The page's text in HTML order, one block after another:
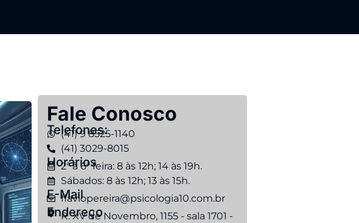
Fale Conosco
Telefones:
(41) 9 8525-1140
(41) 3029-8015
Horários
2ª à 6ª feira: 8 às 12h; 14 às 19h.
Sábados: 8 às 12h; 13 às 15h.
E-Mail
flaviopereira@psicologia10.com.br
Endereço
R. XV de Novembro, 1155 - sala 1701 -